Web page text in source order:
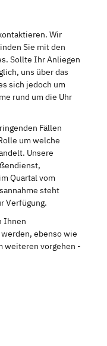
Wir
Sie mit den
Sollte Ihr Anliegen
uns über das
sich jedoch um
rund um die Uhr
Fällen
um welche
Unsere
Quartal vom
steht
Verfügung.
Ihnen
ebenso wie
weiteren vorgehen -